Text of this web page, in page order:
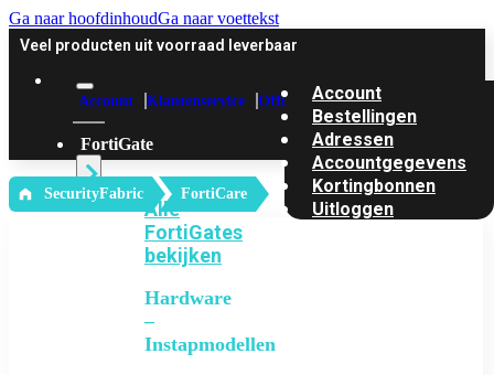
Ga naar hoofdinhoudGa naar voettekst
Veel producten uit voorraad leverbaar
Account Klantenservice Offerte
FortiGate
Alle
FortiGates
bekijken
Hardware
–
Instapmodellen
Account
Bestellingen
Adressen
Accountgegevens
Kortingbonnen
Uitloggen
‎ SecurityFabric FortiCare